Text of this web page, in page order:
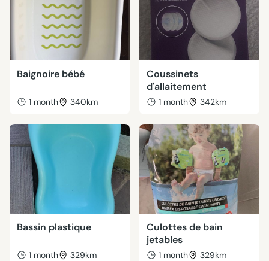
Baignoire bébé
1 month 340km
Coussinets
d'allaitement
1 month 342km
Bassin plastique
1 month 329km
Culottes de bain
jetables
1 month 329km